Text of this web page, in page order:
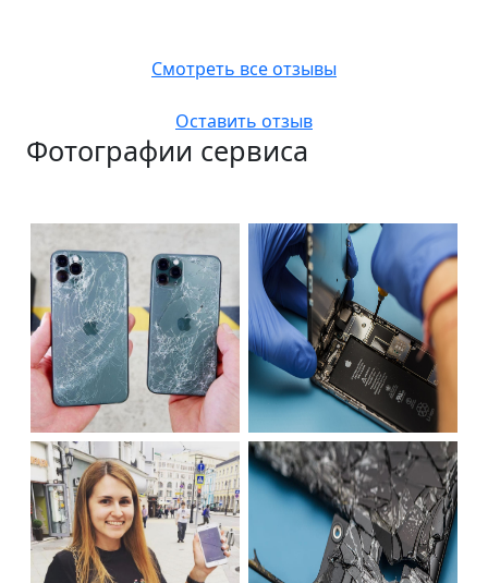
Смотреть все отзывы
Оставить отзыв
Фотографии сервиса